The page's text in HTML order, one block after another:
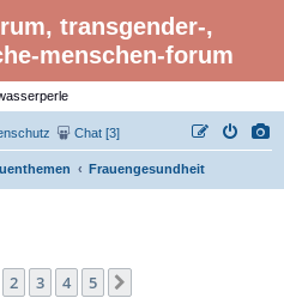
transgender-,
menschen-forum
Chat [3]
Frauengesundheit
2 3 4 5